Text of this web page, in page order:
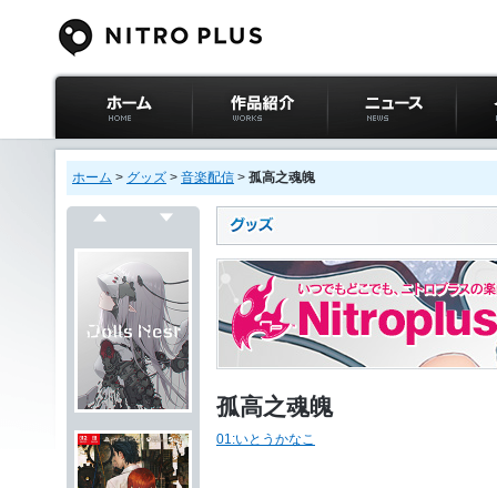
ニトロプラス公式
サイト ホーム
作品紹介 ニュース イベ
ホーム > グッズ > 音楽配信 > 孤高之魂魄
孤高之魂魄
01:いとうかなこ